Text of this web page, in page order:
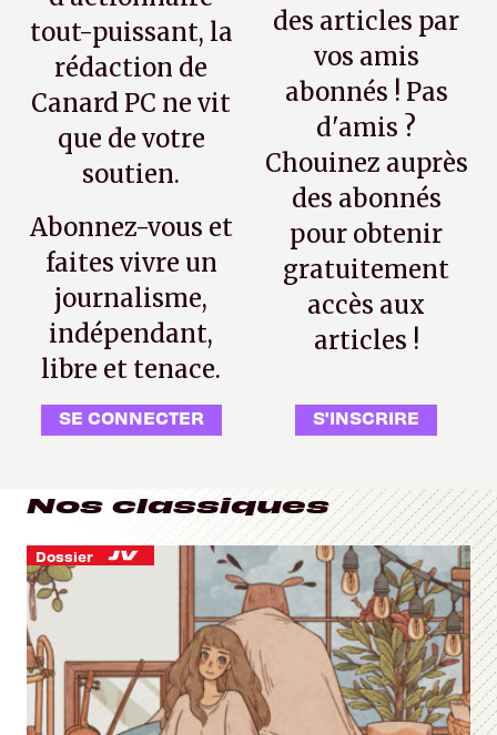
tout-puissant, la
rédaction de
Canard PC ne vit
que de votre
soutien.
Abonnez-vous et
faites vivre un
journalisme,
indépendant,
libre et tenace.
SE CONNECTER
des articles par
vos amis
abonnés ! Pas
d'amis ?
Chouinez auprès
des abonnés
pour obtenir
gratuitement
accès aux
articles !
S'INSCRIRE
Nos classiques
Dossier